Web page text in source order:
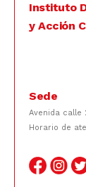
Instituto
y Acción
Sede
Avenida calle
Horario de